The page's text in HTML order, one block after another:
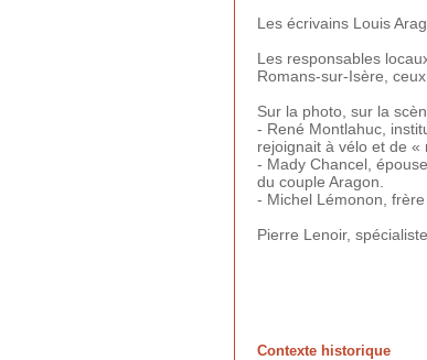
Les écrivains Louis
Les responsables
Romans-sur-Isère,
Sur la photo, sur la
- René Montlahuc,
rejoignait à vélo et de «
- Mady Chancel,
du couple Aragon.
- Michel Lémonon,
Pierre Lenoir,
Contexte historique